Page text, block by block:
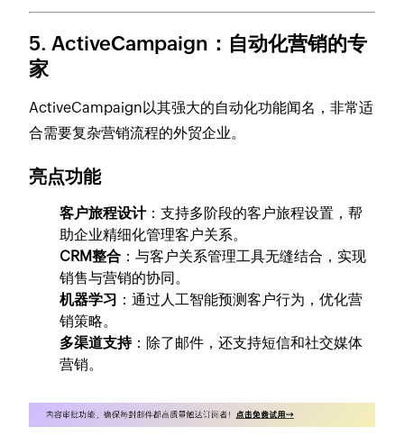
5. ActiveCampaign：自动化营销的专
家
ActiveCampaign以其强大的自动化功能闻名，非常适
合需要复杂营销流程的外贸企业。
亮点功能
客户旅程设计：支持多阶段的客户旅程设置，帮
助企业精细化管理客户关系。
CRM整合 ：与客户关系管理工具无缝结合，实现
销售与营销的协同。
机器学习 ：通过人工智能预测客户行为，优化营
销策略。
多渠道支持：除了邮件，还支持短信和社交媒体
营销。